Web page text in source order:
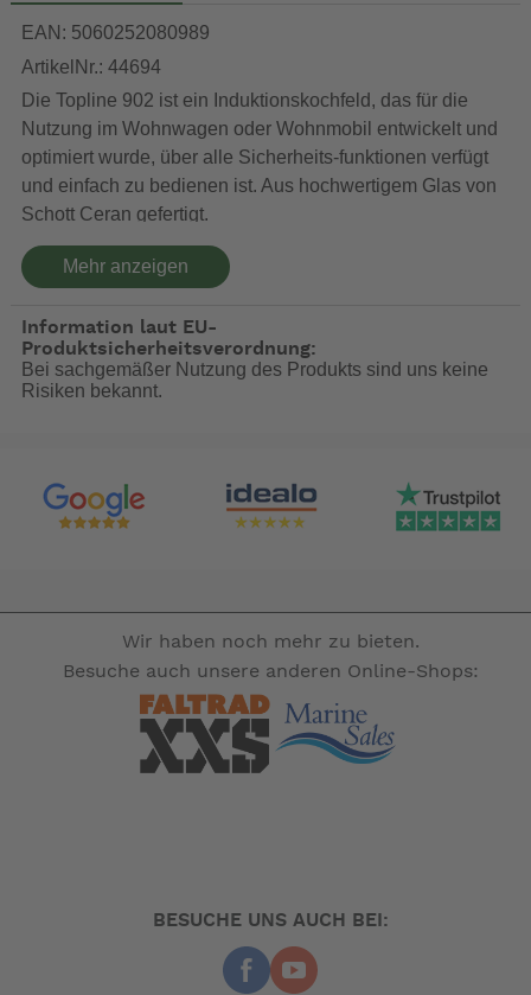
EAN: 5060252080989
ArtikelNr.: 44694
Die Topline 902 ist ein Induktionskochfeld, das für die
Nutzung im Wohnwagen oder Wohnmobil entwickelt und
optimiert wurde, über alle Sicherheits-funktionen verfügt
und einfach zu bedienen ist. Aus hochwertigem Glas von
Schott Ceran gefertigt.
Merkmale:
Timer für einzelne Zonen
Topferkennung
Power-Boost-Funktion
kW Boost).
Gesamt-Stromverbrauch 230 V/10 A.
Mehr anzeigen
Information laut EU-
Produktsicherheitsverordnung:
Bei sachgemäßer Nutzung des Produkts sind uns keine
Risiken bekannt.
Wir haben noch mehr zu bieten.
Besuche auch unsere anderen Online-Shops:
BESUCHE UNS AUCH BEI: